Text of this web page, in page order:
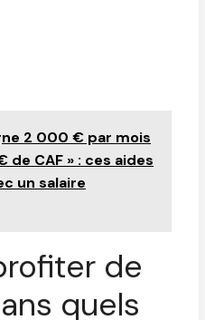
2 000 € par mois
de CAF » : ces aides
un salaire
de
quels